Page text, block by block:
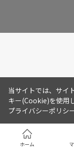
ホーム
当サイトでは、サイ
キー(Cookie)を使用
プライバシーポリシ